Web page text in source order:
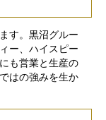
す。黒沼グルー
ー、ハイスピー
も営業と生産の
はの強みを生か